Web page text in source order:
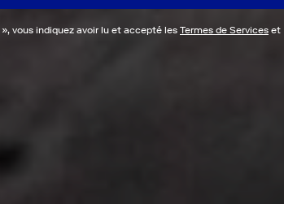
», vous indiquez avoir lu et accepté les Termes de Services et